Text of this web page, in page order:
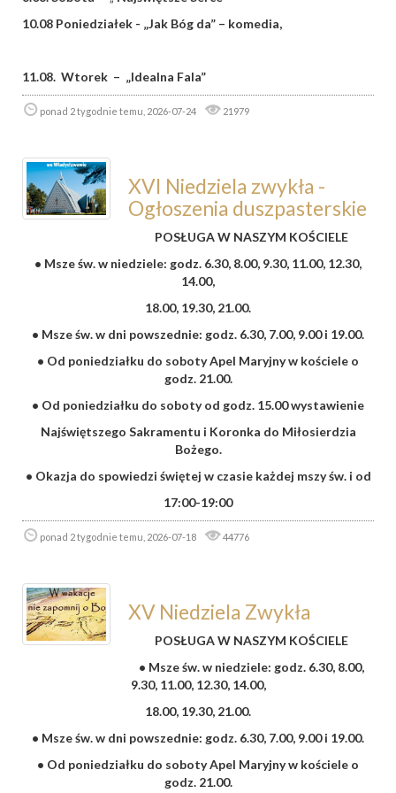
10.08 Poniedziałek - „Jak Bóg da” – komedia,
11.08. Wtorek – „Idealna Fala”
ponad 2 tygodnie temu, 2026-07-24 21979
XVI Niedziela zwykła -
Ogłoszenia duszpasterskie
POSŁUGA W NASZYM KOŚCIELE
• Msze św. w niedziele: godz. 6.30, 8.00, 9.30, 11.00, 12.30,
14.00,
18.00, 19.30, 21.00.
• Msze św. w dni powszednie: godz. 6.30, 7.00, 9.00 i 19.00.
• Od poniedziałku do soboty Apel Maryjny w kościele o
godz. 21.00.
• Od poniedziałku do soboty od godz. 15.00 wystawienie
Najświętszego Sakramentu i Koronka do Miłosierdzia
Bożego.
• Okazja do spowiedzi świętej w czasie każdej mszy św. i od
17:00-19:00
ponad 2 tygodnie temu, 2026-07-18 44776
XV Niedziela Zwykła
POSŁUGA W NASZYM KOŚCIELE
• Msze św. w niedziele: godz. 6.30, 8.00,
9.30, 11.00, 12.30, 14.00,
18.00, 19.30, 21.00.
• Msze św. w dni powszednie: godz. 6.30, 7.00, 9.00 i 19.00.
• Od poniedziałku do soboty Apel Maryjny w kościele o
godz. 21.00.